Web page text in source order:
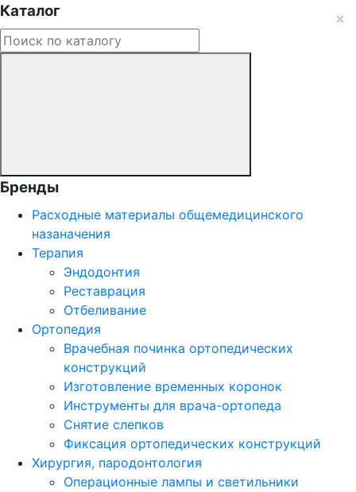
Каталог
Бренды
Расходные материалы общемедицинского
назаначения
Терапия
Эндодонтия
Реставрация
Отбеливание
Ортопедия
Врачебная починка ортопедических
конструкций
Изготовление временных коронок
Инструменты для врача-ортопеда
Снятие слепков
Фиксация ортопедических конструкций
Хирургия, пародонтология
Операционные лампы и светильники